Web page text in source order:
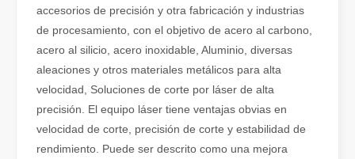
La soldadura láser ha revolucionado la fabricación moderna
accesorios de precisión y otra fabricación y industrias
de procesamiento, con el objetivo de acero al carbono,
acero al silicio, acero inoxidable, Aluminio, diversas
aleaciones y otros materiales metálicos para alta
velocidad, Soluciones de corte por láser de alta
precisión. El equipo láser tiene ventajas obvias en
velocidad de corte, precisión de corte y estabilidad de
rendimiento. Puede ser descrito como una mejora